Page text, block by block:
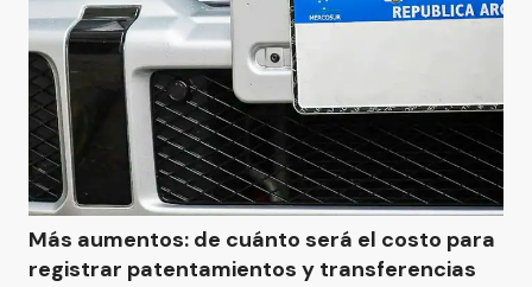
Más aumentos: de cuánto será el costo para
registrar patentamientos y transferencias